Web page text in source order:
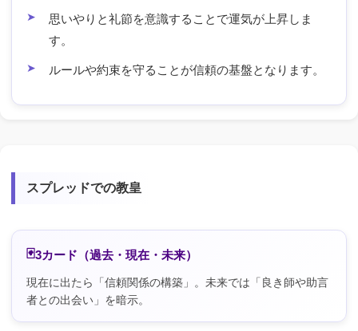
思いやりと礼節を意識することで運気が上昇しま
す。
ルールや約束を守ることが信頼の基盤となります。
スプレッドでの教皇
3カード（過去・現在・未来）
現在に出たら「信頼関係の構築」。未来では「良き師や助言
者との出会い」を暗示。